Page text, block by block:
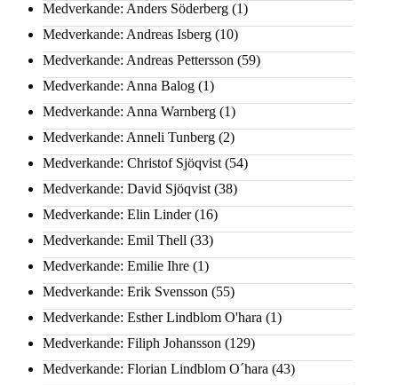
Medverkande: Anders Söderberg (1)
Medverkande: Andreas Isberg (10)
Medverkande: Andreas Pettersson (59)
Medverkande: Anna Balog (1)
Medverkande: Anna Warnberg (1)
Medverkande: Anneli Tunberg (2)
Medverkande: Christof Sjöqvist (54)
Medverkande: David Sjöqvist (38)
Medverkande: Elin Linder(16)
Medverkande: Emil Thell (33)
Medverkande: Emilie Ihre (1)
Medverkande: Erik Svensson (55)
Medverkande: Esther Lindblom O'hara (1)
Medverkande: Filiph Johansson (129)
Medverkande: Florian Lindblom O´hara (43)